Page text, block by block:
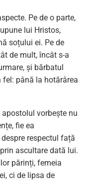
Pe de o parte,
lui Hristos,
soțului ei. Pe de
de mult, încât s-a
și bărbatul
până la hotărârea
apostolul vorbește nu
fie ea
respectul față
ascultare dată lui.
părinți, femeia
ci de lipsa de